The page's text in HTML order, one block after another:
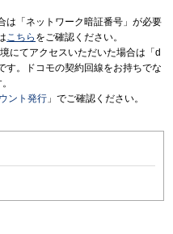
は「ネットワーク暗証番号」が必要
こちら をご確認ください。
にてアクセスいただいた場合は「d
す。ドコモの契約回線をお持ちでな
ント発行 」でご確認ください。